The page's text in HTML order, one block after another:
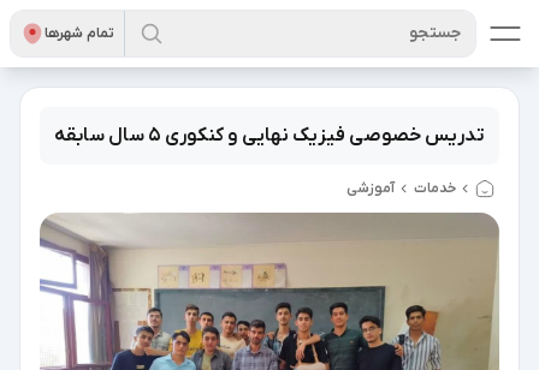
تمام شهر‌ها جستجو
تدریس خصوصی فیزیک نهایی و کنکوری 5 سال سابقه
خدمات آموزشی